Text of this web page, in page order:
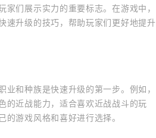
们展示实力的重要标志。在游戏中，
速升级的技巧，帮助玩家们更好地提升
和种族是快速升级的第一步。例如，
的近战能力，适合喜欢近战战斗的玩
游戏风格和喜好进行选择。